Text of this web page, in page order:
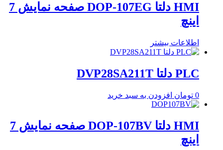
HMI دلتا DOP-107EG صفحه نمایش 7
اینچ
اطلاعات بیشتر
PLC دلتا DVP28SA211T
0 تومان افزودن به سبد خرید
HMI دلتا DOP-107BV صفحه نمایش 7
اینچ